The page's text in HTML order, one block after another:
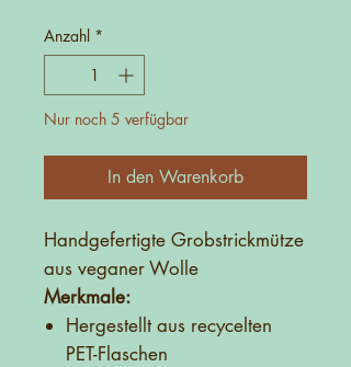
Anzahl *
Nur noch 5 verfügbar
In den Warenkorb
Handgefertigte Grobstrickmütze
aus veganer Wolle
Merkmale:
Hergestellt aus recycelten
PET-Flaschen